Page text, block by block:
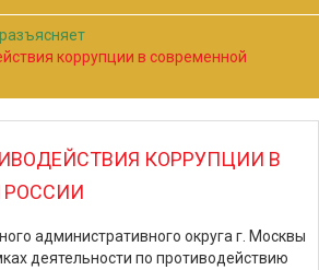
коррупции в современной
КОРРУПЦИИ В
РОССИИ
административного округа г. Москвы
деятельности по противодействию